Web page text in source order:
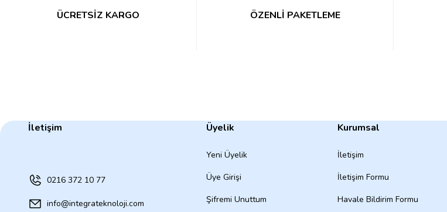
ÜCRETSİZ KARGO ÖZENLİ PAKETLEME
İletişim
0216 372 10 77
info@integrateknoloji.com
Üyelik
Yeni Üyelik
Üye Girişi
Şifremi Unuttum
Kurumsal
İletişim
İletişim Formu
Havale Bildirim Formu